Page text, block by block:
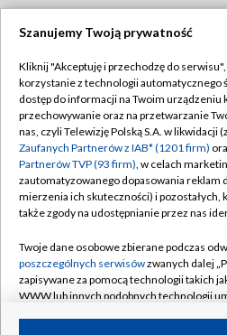
TVP
Abonament TVP
Emisja w TVP
Centrum informacji TVP
Naziemna Telewizja Cyfrowa
Rada Programowa
System NOS
Informacje o nadawcy
Polityka
Moje
Szanujemy Twoją prywatność
Kliknij "Akceptuję i przechodzę do serwisu",
korzystanie z technologii automatycznego
dostęp do informacji na Twoim urządzeniu
przechowywanie oraz na przetwarzanie
nas, czyli Telewizję Polską S.A. w likwidacji
Zaufanych Partnerów z IAB* (1201 firm)
Partnerów TVP (93 firm), w celach
zautomatyzowanego dopasowania reklam
mierzenia ich skuteczności) i pozostałych,
także zgody na udostępnianie przez nas
Twoje dane osobowe zbierane podczas
poszczególnych serwisówzwanych dalej
zapisywane za pomocą technologii takich
WWW lub innych podobnych technologii